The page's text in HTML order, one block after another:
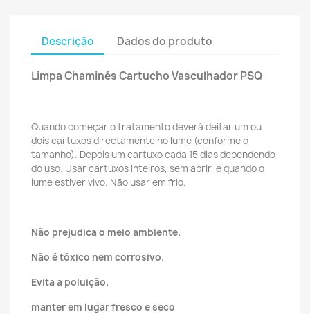
Descrição Dados do produto
Limpa Chaminés Cartucho Vasculhador PSQ
Quando começar o tratamento deverá deitar um ou
dois cartuxos directamente no lume (conforme o
tamanho). Depois um cartuxo cada 15 dias dependendo
do uso. Usar cartuxos inteiros, sem abrir, e quando o
lume estiver vivo. Não usar em frio.
Não prejudica o meio ambiente.
Não é tóxico nem corrosivo.
Evita a poluição.
manter em lugar fresco e seco